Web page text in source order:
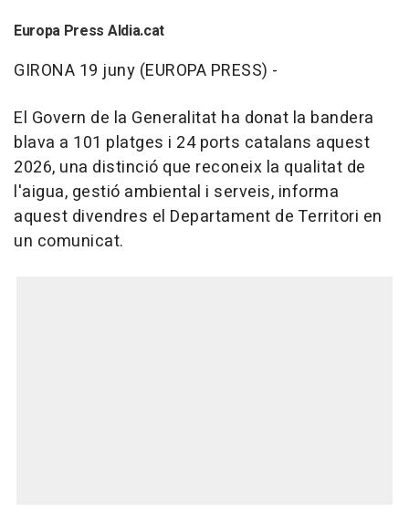
Europa Press Aldia.cat
GIRONA 19 juny (EUROPA PRESS) -
El Govern de la Generalitat ha donat la bandera
blava a 101 platges i 24 ports catalans aquest
2026, una distinció que reconeix la qualitat de
l'aigua, gestió ambiental i serveis, informa
aquest divendres el Departament de Territori en
un comunicat.